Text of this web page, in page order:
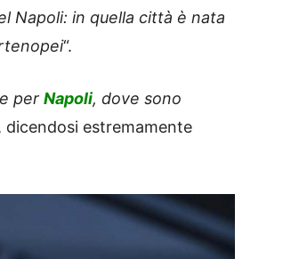
Napoli: in quella città è nata
“.
per Napoli, dove sono
estremamente